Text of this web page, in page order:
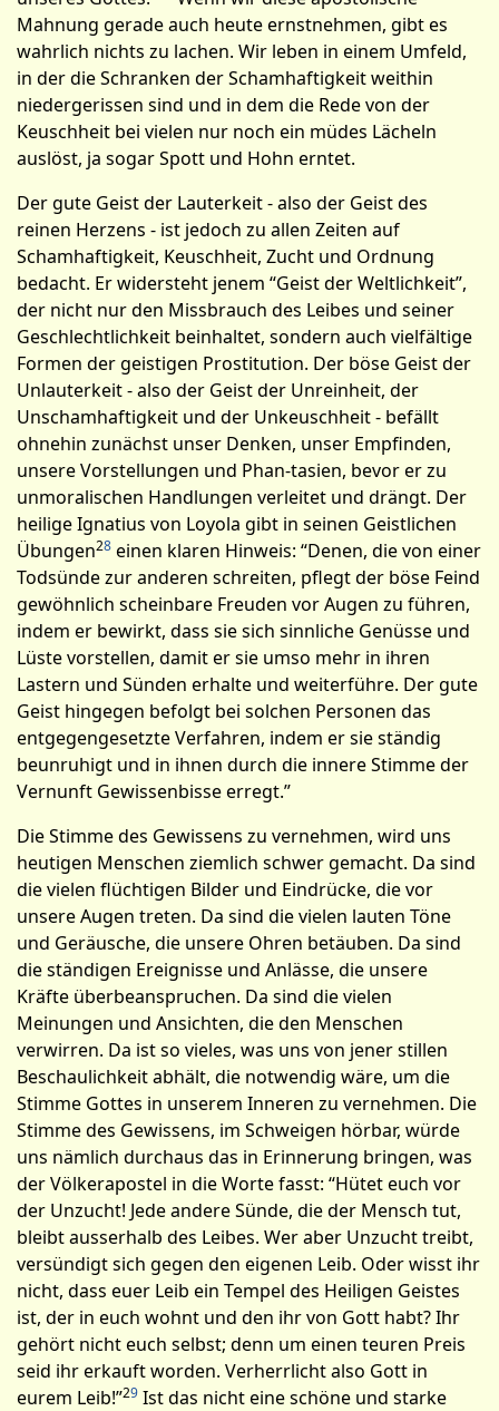
Mahnung gerade auch heute ernstnehmen, gibt es
wahrlich nichts zu lachen. Wir leben in einem Umfeld,
in der die Schranken der Schamhaftigkeit weithin
niedergerissen sind und in dem die Rede von der
Keusch­heit bei vielen nur noch ein müdes Lächeln
auslöst, ja sogar Spott und Hohn erntet.
Der gute Geist der Lauterkeit - also der Geist des
reinen Herzens - ist jedoch zu allen Zeiten auf
Schamhaftigkeit, Keuschheit, Zucht und Ordnung
bedacht. Er widersteht jenem “Geist der Weltlichkeit”,
der nicht nur den Missbrauch des Leibes und seiner
Ge­schlechtlichkeit beinhaltet, sondern auch vielfältige
Formen der geistigen Prostitution. Der böse Geist der
Unlauterkeit - also der Geist der Unreinheit, der
Unschamhaftigkeit und der Unkeuschheit - befällt
ohnehin zunächst unser Denken, unser Empfinden,
unsere Vorstellungen und Phan-tasien, bevor er zu
unmoralischen Handlungen verleitet und drängt. Der
heilige Ignatius von Loyola gibt in seinen Geistlichen
Übungen28 einen klaren Hinweis: “Denen, die von einer
Todsünde zur anderen schreiten, pflegt der böse Feind
gewöhnlich scheinbare Freuden vor Augen zu führen,
indem er bewirkt, dass sie sich sinnliche Genüsse und
Lüste vorstellen, damit er sie umso mehr in ihren
Lastern und Sünden erhalte und weiterführe. Der gute
Geist hingegen befolgt bei solchen Personen das
entgegengesetzte Verfahren, indem er sie ständig
beunruhigt und in ihnen durch die innere Stimme der
Vernunft Gewissenbisse erregt.”
Die Stimme des Gewissens zu vernehmen, wird uns
heutigen Menschen ziemlich schwer gemacht. Da sind
die vielen flüchtigen Bilder und Eindrücke, die vor
unsere Augen treten. Da sind die vielen lauten Töne
und Geräusche, die unsere Ohren betäuben. Da sind
die ständigen Ereignisse und Anlässe, die unsere
Kräfte überbeanspruchen. Da sind die vielen
Meinungen und Ansichten, die den Menschen
verwirren. Da ist so vieles, was uns von jener stillen
Beschaulichkeit abhält, die notwendig wäre, um die
Stimme Gottes in unserem Inneren zu vernehmen. Die
Stimme des Gewissens, im Schweigen hörbar, würde
uns nämlich durchaus das in Erinnerung bringen, was
der Völkerapostel in die Worte fasst: “Hütet euch vor
der Unzucht! Jede andere Sünde, die der Mensch tut,
bleibt ausserhalb des Leibes. Wer aber Unzucht treibt,
versündigt sich gegen den eigenen Leib. Oder wisst ihr
nicht, dass euer Leib ein Tempel des Heiligen Geistes
ist, der in euch wohnt und den ihr von Gott habt? Ihr
gehört nicht euch selbst; denn um einen teuren Preis
seid ihr erkauft worden. Verherrlicht also Gott in
eurem Leib!”29 Ist das nicht eine schöne und starke